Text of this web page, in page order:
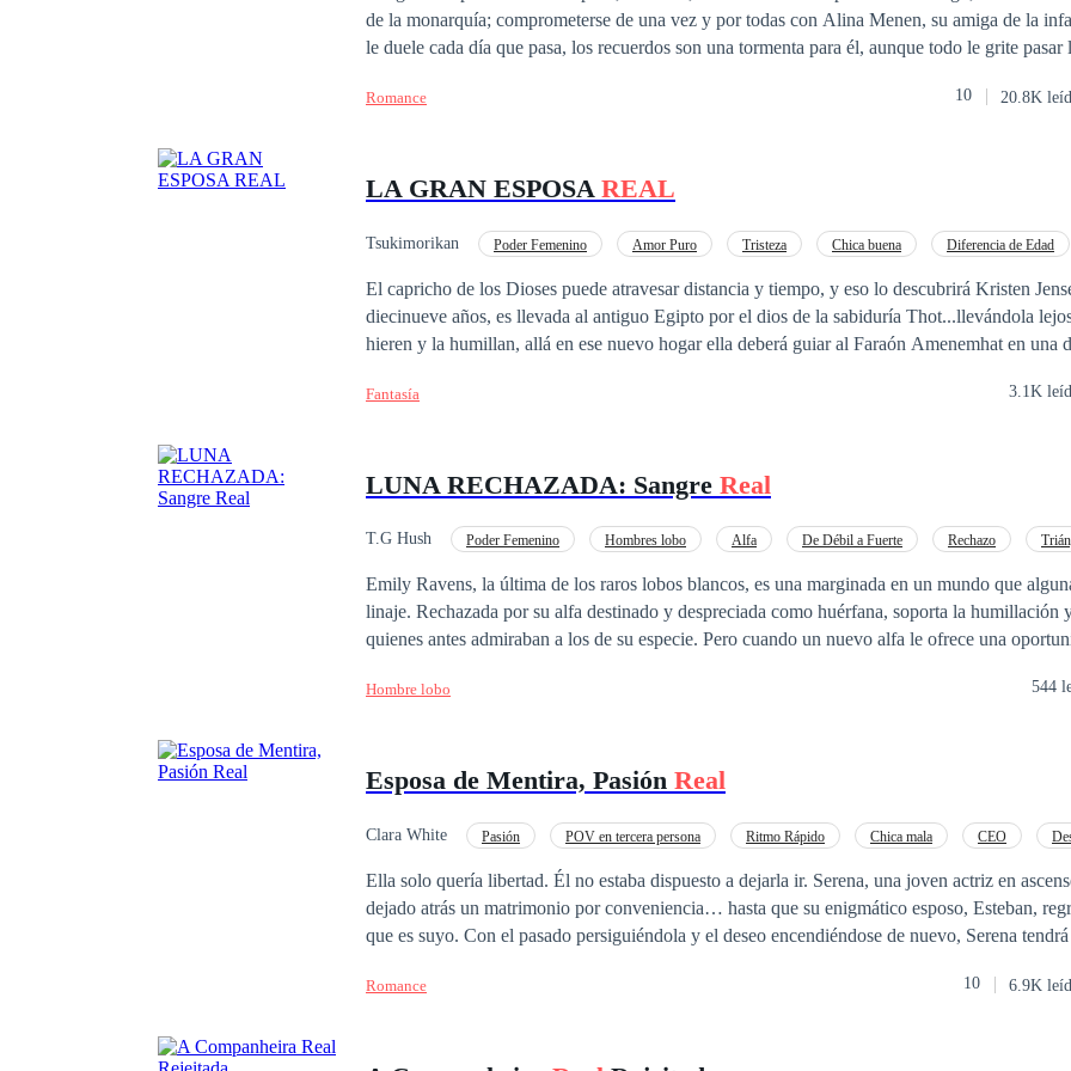
de la monarquía; comprometerse de una vez y por todas con Alina Menen, su amiga de la
le duele cada día que pasa, los recuerdos son una tormenta para él, aunque todo le grite pasar
Nahid, ciudadana Oficial de Yomal, su vida está tomando un rumbo positivo, pese a que su
dejado sin aliento y en su opinión con un futuro brillante por delante. Ahora que este acto de
tanto, que todo resultará en una lucha por la Conquista. ¿Quién conquistará? “Recordar es fácil para el que
Romance 10 20.8K
LA GRAN ESPOSA REAL
Tsukimorikan Poder Femenino Amor Puro Tristeza Chica buena
Diferencia de Edad
El capricho de los Dioses puede atravesar distancia y tiempo, y eso lo descubrirá Kristen
diecinueve años, es llevada al antiguo Egipto por el dios de la sabiduría Thot...llevándola
hieren y la humillan, allá en ese nuevo hogar ella deberá guiar al Faraón Amenemhat en una
mundo... Y aquel que tiene el mundo a sus pies, es nada más y nada menos que quien en otra
Fantasía 3.1K
LUNA RECHAZADA: Sangre Real
T.G Hush Poder Femenino Hombres lobo Alfa De Débil a Fuerte Rechazo
Emily Ravens, la última de los raros lobos blancos, es una marginada en un mundo que
linaje. Rechazada por su alfa destinado y despreciada como huérfana, soporta la humillación y el acoso de
quienes antes admiraban a los de su especie. Pero cuando un nuevo alfa le ofrece una oportunidad de
permanecer para siempre definida por el rechazo. En un mundo donde la confianza es efímera y los linajes
Hombre lobo 544
Esposa de Mentira, Pasión Real
Clara White Pasión POV en tercera persona Ritmo Rápido Chica mala CEO
Ella solo quería libertad. Él no estaba dispuesto a dejarla ir. Serena, una joven actriz en
dejado atrás un matrimonio por conveniencia… hasta que su enigmático esposo, Esteban,
que es suyo. Con el pasado persiguiéndola y el deseo encendiéndose de nuevo, Serena
secretos y giros inesperados. ¿Puede el amor sanar un alma rota… o terminará por destruirla?
Romance 10 6.9K